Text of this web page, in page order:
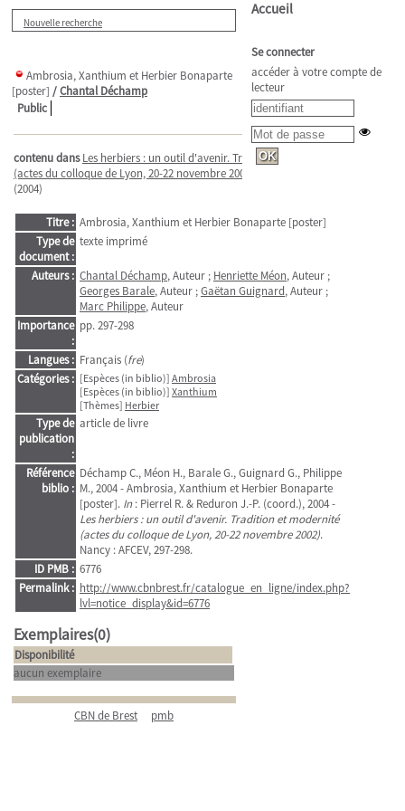
Nouvelle recherche
Ambrosia, Xanthium et Herbier Bonaparte
[poster] /Chantal Déchamp
Public
contenu dans Les herbiers : un outil d'avenir. Tradition et modernité
(actes du colloque de Lyon, 20-22 novembre 2002)
(2004)
Titre : Ambrosia, Xanthium et Herbier Bonaparte [poster]
Type de
document :
texte imprimé
Auteurs : Chantal Déchamp, Auteur ; Henriette Méon, Auteur ;
Georges Barale, Auteur ;Gaëtan Guignard, Auteur ;
Marc Philippe, Auteur
Importance
:
pp. 297-298
Langues : Français (fre)
Catégories : [Espèces (in biblio)] Ambrosia
[Espèces (in biblio)] Xanthium
[Thèmes] Herbier
Type de
publication
:
article de livre
Référence
biblio :
Déchamp C., Méon H., Barale G., Guignard G., Philippe
M., 2004 - Ambrosia, Xanthium et Herbier Bonaparte
[poster]. In: Pierrel R. & Reduron J.-P. (coord.), 2004 -
Les herbiers : un outil d'avenir. Tradition et modernité
(actes du colloque de Lyon, 20-22 novembre 2002).
Nancy : AFCEV, 297-298.
ID PMB : 6776
Permalink : http://www.cbnbrest.fr/catalogue_en_ligne/index.php?
lvl=notice_display&id=6776
Exemplaires(0)
Disponibilité
aucun exemplaire
CBN de Brest pmb
Accueil
Se connecter
accéder à votre compte de
lecteur